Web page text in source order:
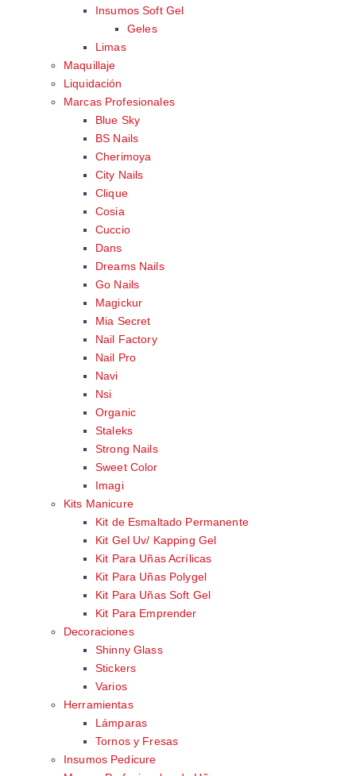
Insumos Soft Gel
Geles
Limas
Maquillaje
Liquidación
Marcas Profesionales
Blue Sky
BS Nails
Cherimoya
City Nails
Clique
Cosia
Cuccio
Dans
Dreams Nails
Go Nails
Magickur
Mia Secret
Nail Factory
Nail Pro
Navi
Nsi
Organic
Staleks
Strong Nails
Sweet Color
Imagi
Kits Manicure
Kit de Esmaltado Permanente
Kit Gel Uv/ Kapping Gel
Kit Para Uñas Acrílicas
Kit Para Uñas Polygel
Kit Para Uñas Soft Gel
Kit Para Emprender
Decoraciones
Shinny Glass
Stickers
Varios
Herramientas
Lámparas
Tornos y Fresas
Insumos Pedicure